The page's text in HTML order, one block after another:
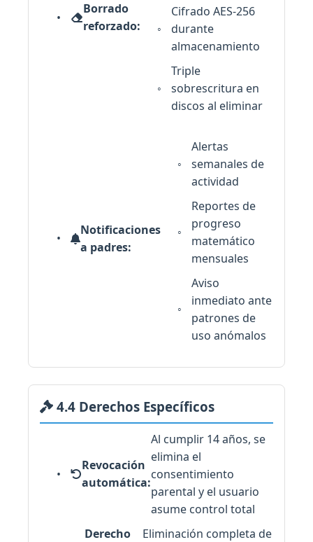
Borrado
reforzado:
Cifrado AES-256
durante
almacenamiento
Triple
sobrescritura en
discos al eliminar
Notificaciones
a padres:
Alertas
semanales de
actividad
Reportes de
progreso
matemático
mensuales
Aviso
inmediato ante
patrones de
uso anómalos
4.4 Derechos Específicos
Revocación
automática:
Al cumplir 14 años, se
elimina el
consentimiento
parental y el usuario
asume control total
Derecho
Eliminación completa de